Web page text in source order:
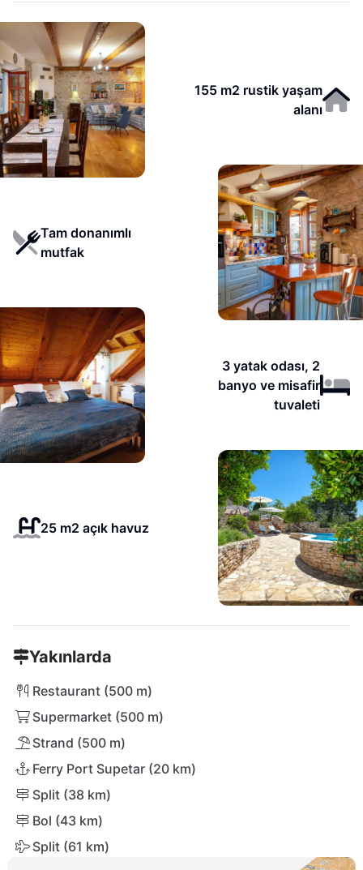
155 m2 rustik yaşam
alanı
Tam donanımlı
mutfak
3 yatak odası, 2
banyo ve misafir
tuvaleti
25 m2 açık havuz
Yakınlarda
Restaurant (500 m)
Supermarket (500 m)
Strand (500 m)
Ferry Port Supetar (20 km)
Split (38 km)
Bol (43 km)
Split (61 km)